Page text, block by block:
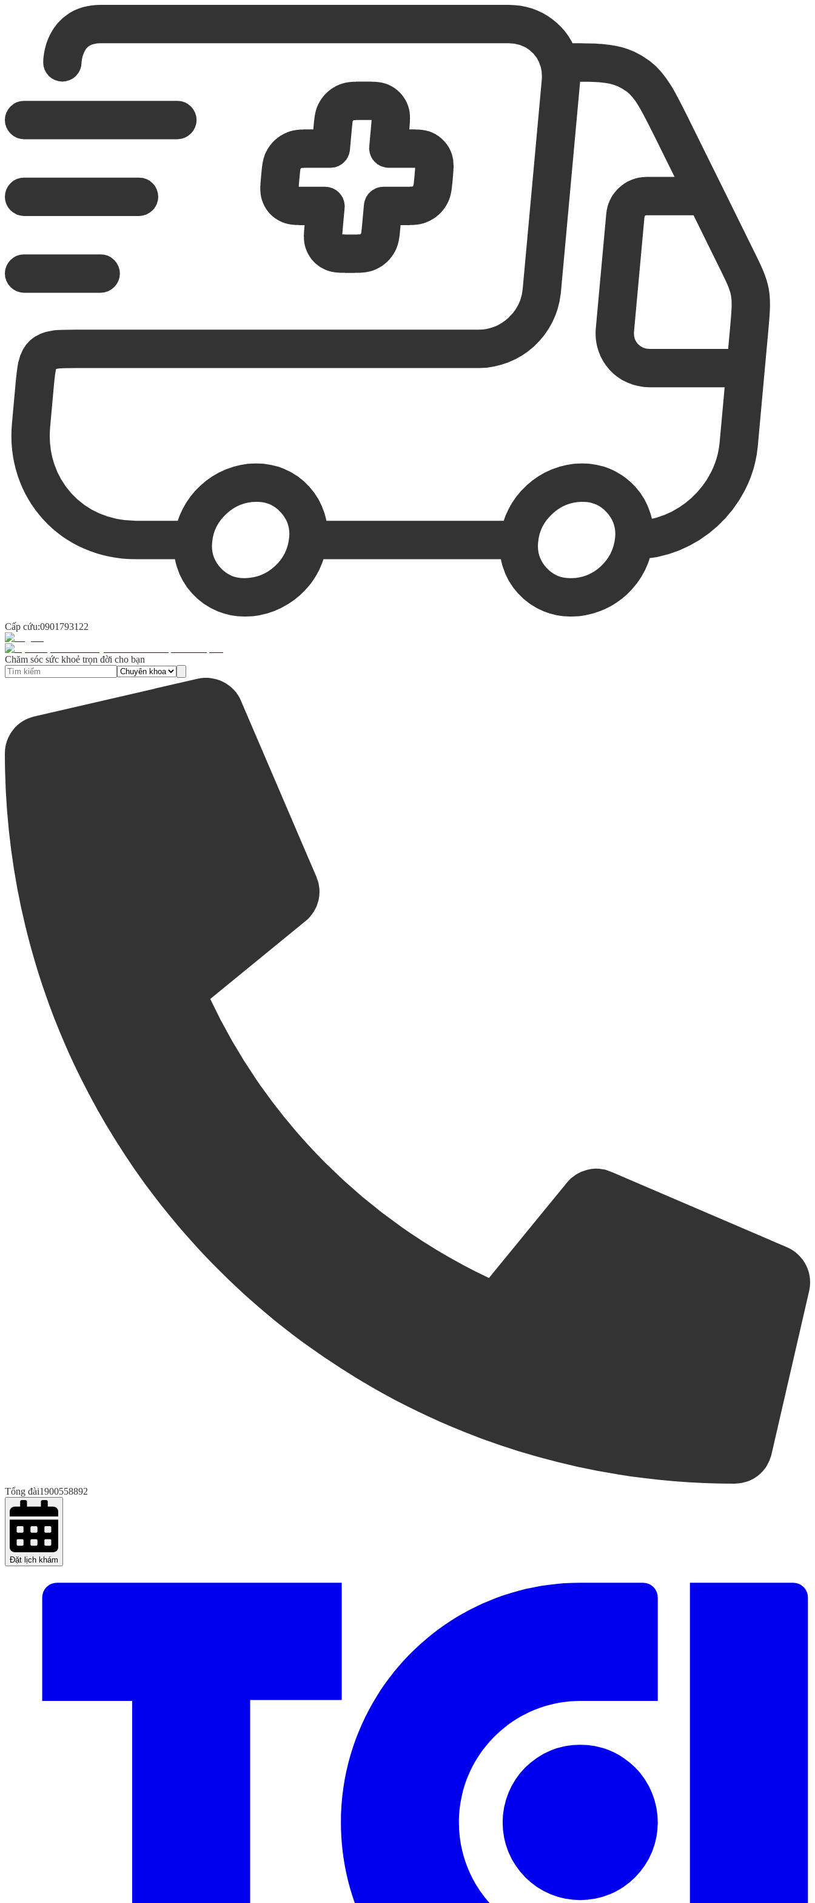
Cấp cứu:0901793122
Chăm sóc sức khoẻ trọn đời cho bạn
Tổng đài1900558892
Đặt lịch khám